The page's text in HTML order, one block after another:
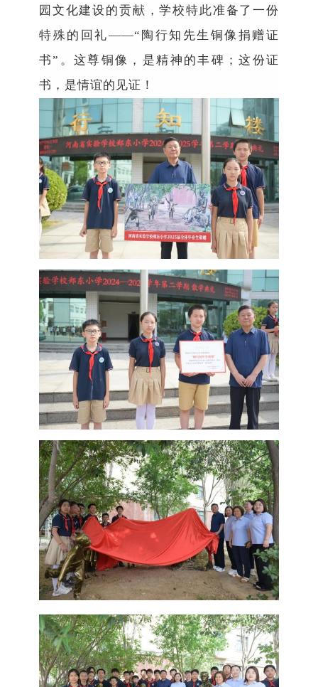
园文化建设的贡献，学校特此准备了一份
特殊的回礼——“ 陶行知先生铜像捐赠证
书” 。这尊铜像，是精神的丰碑；这份证
书，是情谊的见证！